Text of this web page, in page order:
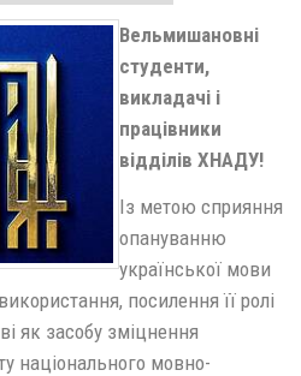
Вельмишановні
студенти,
викладачі і
працівники
відділів ХНАДУ!
Із метою сприяння
опануванню
української мови
посилення її ролі
як засобу зміцнення
національного мовно-